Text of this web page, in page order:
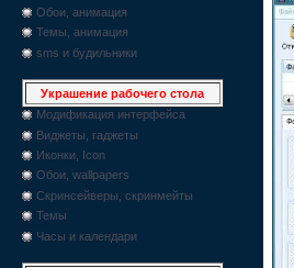
Обои, анимация
Темы, анимация
sms и будильники
Украшение рабочего стола
Модификация интерфейса
Виджеты, гаджеты
Иконки, Icon
Обои, wallpapers
Скринсейверы, скринмейты
Темы
Часы и календари